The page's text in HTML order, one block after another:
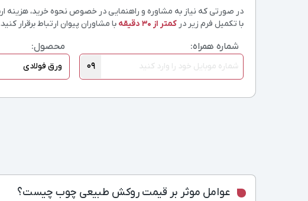
در صورتی که نیاز به مشاوره و راهنمایی در خصوص نحوه خرید، هزینه
با تکمیل فرم زیر در کمتر از 30 دقیقه با مشاوران پیوان ارتباط برقرار
شماره همراه:
09
محصول:
عوامل موثر بر قیمت روکش طبیعی چوب چیست؟